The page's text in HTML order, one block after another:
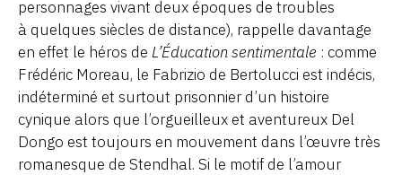
personnages vivant deux époques de troubles
à quelques siècles de distance), rappelle davantage
en effet le héros de L’Éducation sentimentale : comme
Frédéric Moreau, le Fabrizio de Bertolucci est indécis,
indéterminé et surtout prisonnier d’un histoire
cynique alors que l’orgueilleux et aventureux Del
Dongo est toujours en mouvement dans l’œuvre très
romanesque de Stendhal. Si le motif de l’amour